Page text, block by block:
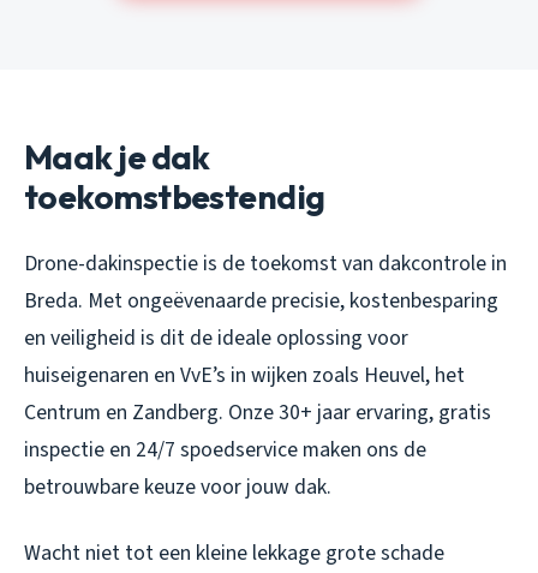
Maak je dak
toekomstbestendig
Drone-dakinspectie is de toekomst van dakcontrole in
Breda. Met ongeëvenaarde precisie, kostenbesparing
en veiligheid is dit de ideale oplossing voor
huiseigenaren en VvE’s in wijken zoals Heuvel, het
Centrum en Zandberg. Onze 30+ jaar ervaring, gratis
inspectie en 24/7 spoedservice maken ons de
betrouwbare keuze voor jouw dak.
Wacht niet tot een kleine lekkage grote schade